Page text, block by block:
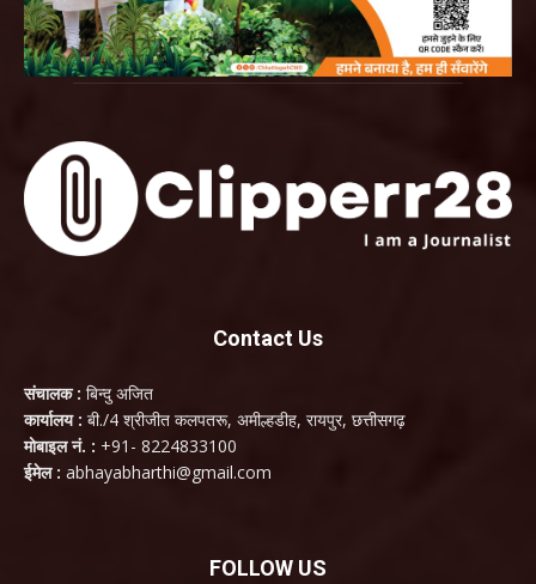
Contact Us
संचालक : बिन्दु अजित
कार्यालय : बी./4 श्रीजीत कलपतरू, अमील्हडीह, रायपुर, छत्तीसगढ़
मोबाइल नं. : +91- 8224833100
ईमेल : abhayabharthi@gmail.com
FOLLOW US